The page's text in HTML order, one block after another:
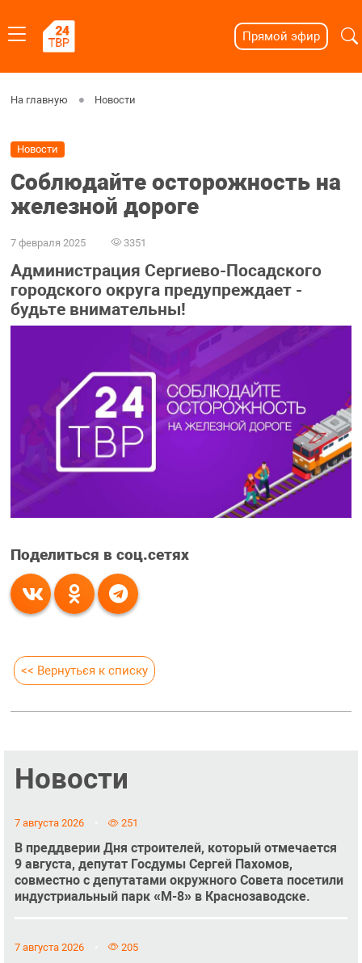
Прямой эфир
На главную Новости
Новости
Соблюдайте осторожность на
железной дороге
7 февраля 2025 3351
Администрация Сергиево-Посадского
городского округа предупреждает -
будьте внимательны!
Поделиться в соц.сетях
<< Вернуться к списку
Новости
7 августа 2026 251
В преддверии Дня строителей, который отмечается
9 августа, депутат Госдумы Сергей Пахомов,
совместно с депутатами окружного Совета посетили
индустриальный парк «М-8» в Краснозаводске.
7 августа 2026 205